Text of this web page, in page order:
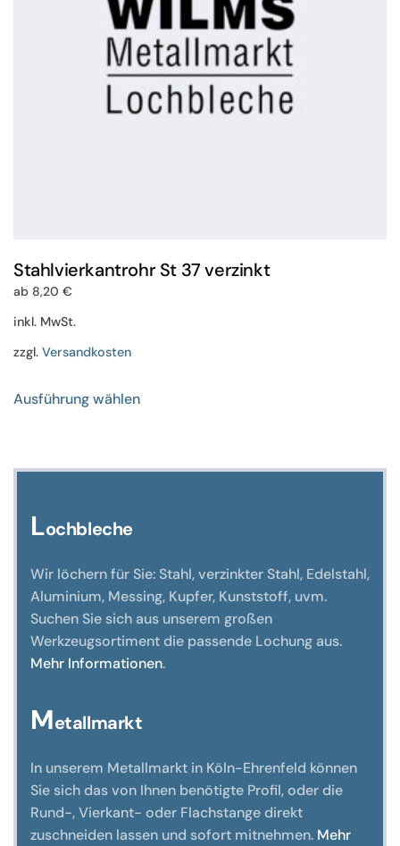
auf
der
Produktseite
gewählt
werden
Stahlvierkantrohr St 37 verzinkt
ab 8,20 €
inkl. MwSt.
zzgl. Versandkosten
Ausführung wählenProdukt
Varianten
auf
der
Produktseite
gewählt
werden
Lochbleche
Wir löchern für Sie: Stahl, verzinkter Stahl, Edelstahl,
Aluminium, Messing, Kupfer, Kunststoff, uvm.
Suchen Sie sich aus unserem großen
Werkzeugsortiment die passende Lochung aus.
Mehr Informationen.
Metallmarkt
In unserem Metallmarkt in Köln-Ehrenfeld können
Sie sich das von Ihnen benötigte Profil, oder die
Rund-, Vierkant- oder Flachstange direkt
zuschneiden lassen und sofort mitnehmen. Mehr